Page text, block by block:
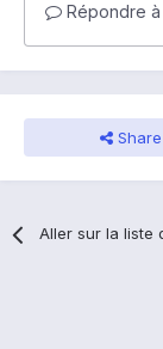
Répondre
Share
Aller sur la liste